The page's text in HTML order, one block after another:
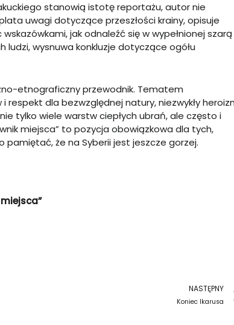
stanowią istotę reportażu, autor nie
uwagi dotyczące przeszłości krainy, opisuje
jak odnaleźć się w wypełnionej szarą
ludzi, wysnuwa konkluzje dotyczące ogółu
etnograficzny przewodnik. Tematem
respekt dla bezwzględnej natury, niezwykły
tylko wiele warstw ciepłych ubrań, ale często i
miejsca” to pozycja obowiązkowa dla tych,
że na Syberii jest jeszcze gorzej.
miejsca”
NASTĘPNY
Koniec Ikarusa